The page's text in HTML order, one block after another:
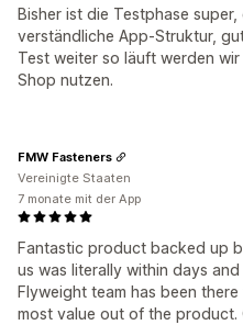
Bisher ist die Testphase
verständliche App-Struktur,
Test weiter so läuft werden
Shop nutzen.
Fantastic product backed up
us was literally within days
Flyweight team has been
most value out of the product.
FMW Fasteners
Vereinigte Staaten
7 monate mit der App